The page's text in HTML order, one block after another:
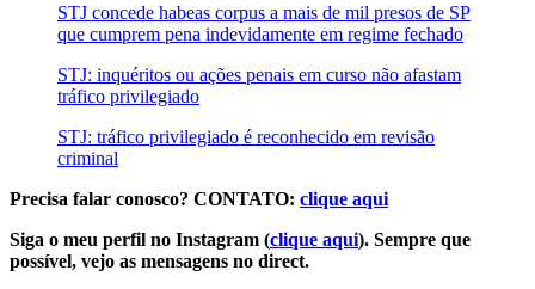
STJ concede habeas corpus a mais de mil presos de SP
que cumprem pena indevidamente em regime fechado
STJ: inquéritos ou ações penais em curso não afastam
tráfico privilegiado
STJ: tráfico privilegiado é reconhecido em revisão
criminal
Precisa falar conosco? CONTATO: clique aqui
Siga o meu perfil no Instagram (clique aqui). Sempre que
possível, vejo as mensagens no direct.